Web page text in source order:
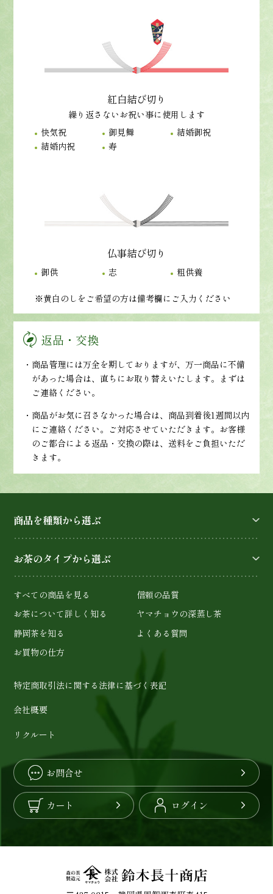
紅白結び切り
繰り返さないお祝い事に使用します
快気祝
御見舞
結婚御祝
結婚内祝
寿
仏事結び切り
御供 志 粗供養
※黄白のしをご希望の方は備考欄にご入力ください
返品・交換
・商品管理には万全を期しておりますが、万一商品に不備
があった場合は、直ちにお取り替えいたします。まずは
ご連絡ください。
・商品がお気に召さなかった場合は、商品到着後1週間以内
にご連絡ください。ご対応させていただきます。お客様
のご都合による返品・交換の際は、送料をご負担いただ
きます。
商品を種類から選ぶ
お茶のタイプから選ぶ
すべての商品を見る
信頼の品質
お茶について詳しく知る
ヤマチョウの深蒸し茶
静岡茶を知る
よくある質問
お買物の仕方
特定商取引法に関する法律に基づく表記
会社概要
リクルート
お問合せ
カート ログイン